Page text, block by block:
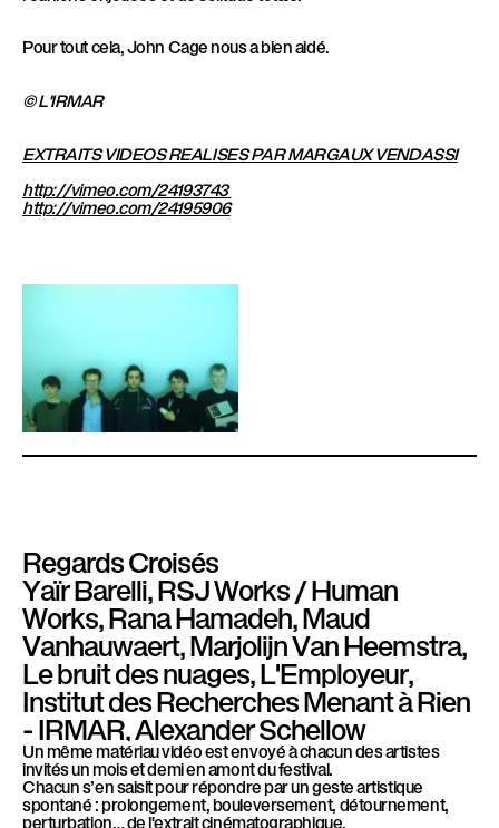
e
n
t
Pour tout cela, John Cage nous a bien aidé.
© L'IRMAR
EXTRAITS VIDEOS REALISES PAR MARGAUX VENDASSI
http://vimeo.com/24193743
http://vimeo.com/24195906
Regards Croisés
Yaïr Barelli, RSJ Works / Human
Works, Rana Hamadeh, Maud
Vanhauwaert, Marjolijn Van Heemstra,
Le bruit des nuages, L'Employeur,
Institut des Recherches Menant à Rien
- IRMAR, Alexander Schellow
Un même matériau vidéo est envoyé à chacun des artistes
invités un mois et demi en amont du festival.
Chacun s’en saisit pour répondre par un geste artistique
spontané : prolongement, bouleversement, détournement,
perturbation… de l'extrait cinématographique.